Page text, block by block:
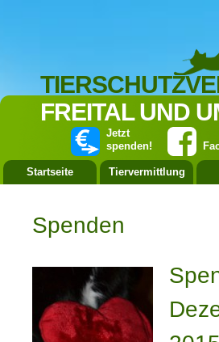
FREITAL UND
Jetzt
spenden!
Startseite Tiervermittlung
Spenden